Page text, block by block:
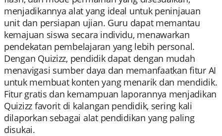
menjadikannya alat yang ideal untuk peninjauan
unit dan persiapan ujian. Guru dapat memantau
kemajuan siswa secara individu, menawarkan
pendekatan pembelajaran yang lebih personal.
Dengan Quizizz, pendidik dapat dengan mudah
menavigasi sumber daya dan memanfaatkan fitur AI
untuk membuat konten yang menarik dan mendidik.
Fitur gratis dan kemampuan laporannya menjadikan
Quizizz favorit di kalangan pendidik, sering kali
dilaporkan sebagai alat pendidikan yang paling
disukai.